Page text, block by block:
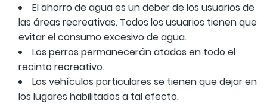
El ahorro de agua es un deber de los usuarios de
las áreas recreativas. Todos los usuarios tienen que
evitar el consumo excesivo de agua.
Los perros permanecerán atados en todo el
recinto recreativo.
Los vehículos particulares se tienen que dejar en
los lugares habilitados a tal efecto.